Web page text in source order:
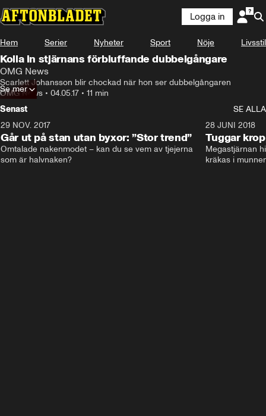
Logga in
Hem Serier Nyheter Sport Nöje Livsstil
Kolla in stjärnans förbluffande dubbelgångare
OMG News
Scarlett Johansson blir chockad när hon ser dubbelgångaren
OMG News • 04.05.17 • 11 min
Se mer
Senast
SE ALLA
29 NOV. 2017
Går ut på stan utan byxor: ”Stor trend”
Omtalade nakenmodet – kan du se vem av tjejerna
som är halvnaken?
28 JUNI 2018
Tuggar
Megastjärnan
kräkas i